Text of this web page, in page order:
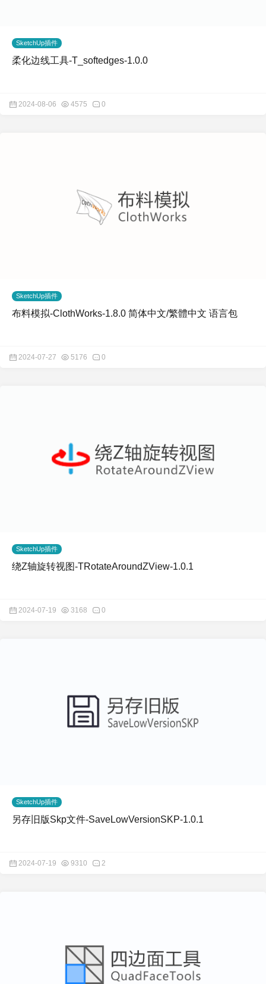
SketchUp插件
柔化边线工具-T_softedges-1.0.0
2024-08-06 4575 0
SketchUp插件
布料模拟-ClothWorks-1.8.0 简体中文/繁體中文 语言包
2024-07-27 5176 0
SketchUp插件
绕Z轴旋转视图-TRotateAroundZView-1.0.1
2024-07-19 3168 0
SketchUp插件
另存旧版Skp文件-SaveLowVersionSKP-1.0.1
2024-07-19 9310 2